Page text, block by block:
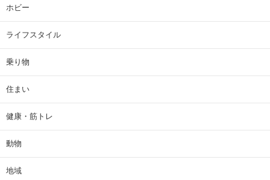
ホビー
ライフスタイル
乗り物
住まい
健康・筋トレ
動物
地域